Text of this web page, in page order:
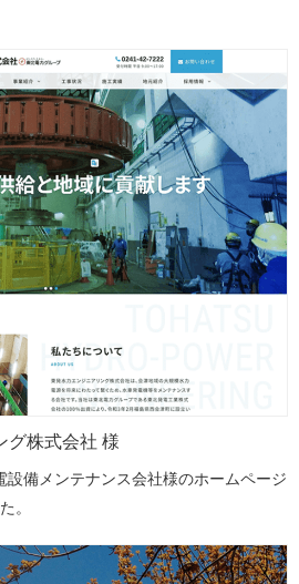
グ株式会社 様
設備メンテナンス会社様のホームページ
。